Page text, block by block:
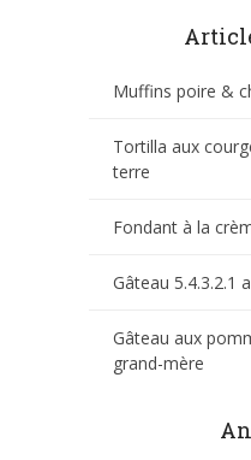
Muffins poire &
Tortilla aux
terre
Fondant à la
Gâteau 5.4.3.2.1
Gâteau aux
grand-mère